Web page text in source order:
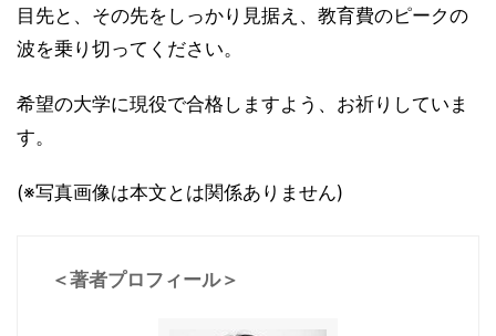
目先と、その先をしっかり見据え、教育費のピークの
波を乗り切ってください。
希望の大学に現役で合格しますよう、お祈りしていま
す。
(※写真画像は本文とは関係ありません)
＜著者プロフィール＞